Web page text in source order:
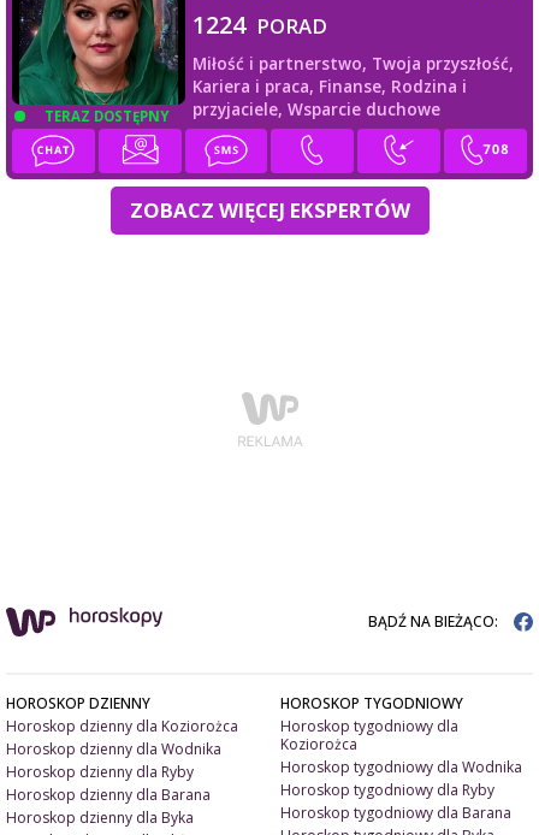
TERAZ DOSTĘPNY
1224 PORAD
Miłość i partnerstwo, Twoja przyszłość,
Kariera i praca, Finanse, Rodzina i
przyjaciele, Wsparcie duchowe
ZOBACZ WIĘCEJ EKSPERTÓW
BĄDŹ NA BIEŻĄCO:
HOROSKOP DZIENNY
Horoskop dzienny dla Koziorożca
Horoskop dzienny dla Wodnika
Horoskop dzienny dla Ryby
Horoskop dzienny dla Barana
Horoskop dzienny dla Byka
HOROSKOP TYGODNIOWY
Horoskop tygodniowy dla
Koziorożca
Horoskop tygodniowy dla Wodnika
Horoskop tygodniowy dla Ryby
Horoskop tygodniowy dla Barana